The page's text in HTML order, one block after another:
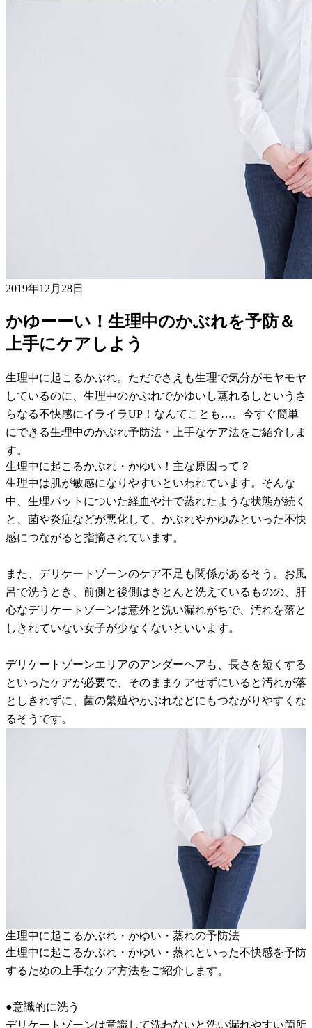
2019年12月28日
かゆーーい！生理中のかぶれを予防＆
上手にケアしよう
生理中に起こるかぶれ。ただでさえも生理で気分がモヤモヤ
しているのに、生理中のかぶれでかゆいし蒸れるしというさ
らなる不快感にイライラUP！なんてことも…。今すぐ簡単
にできる生理中のかぶれ予防法・上手なケア法をご紹介しま
す。
生理中に起こるかぶれ・かゆい！主な原因って？
生理中は肌が敏感になりやすいといわれています。そんな
中、生理パットについた経血や汗で蒸れたような状態が続く
と、菌や炎症などが悪化して、かぶれやかゆみといった不快
感につながると指摘されています。
また、デリケートゾーンのケア不足も関係があるそう。お風
呂で洗うとき、前側と後側はきとんと洗えているものの、肝
心なデリケートゾーンは意外と洗い漏れがちで、汚れを落と
しきれていない女子が少なくないといいます。
デリケートゾーンエリアのアンダーヘアも、長さを短くする
といったケアが必要で、そのままケアせずにいると汚れが落
としきれずに、菌の繁殖やかぶれなどにもつながりやすくな
るそうです。
生理中に起こるかぶれ・かゆい・蒸れの予防法
生理中に起こるかぶれ・かゆい・蒸れといった不快感を予防
するための上手なケア方法をご紹介します。
●意識的に洗う
デリケートゾーンは意識して洗わないと洗い漏れやすい箇所